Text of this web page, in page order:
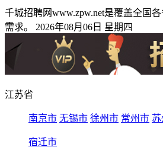
千城招聘网www.zpw.net是覆盖全国
需求。 2026年08月06日 星期四
江苏省
南京市 无锡市 徐州市 常州市
宿迁市